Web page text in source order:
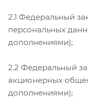
2.1 Федеральный
персональных
дополнениями);
2.2 Федеральный
акционерных
дополнениями);